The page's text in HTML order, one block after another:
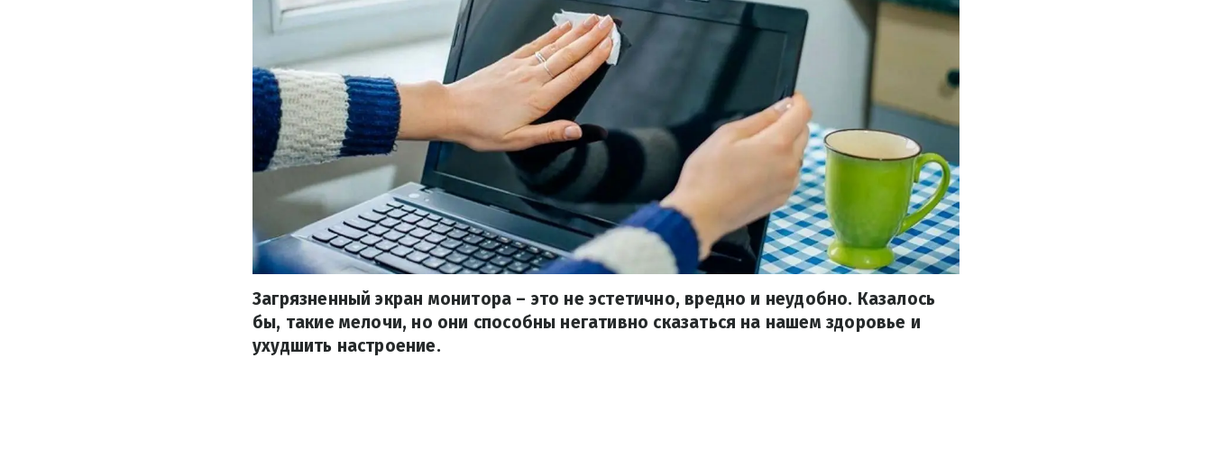
Загрязненный экран монитора – это не эстетично, вредно и неудобно. Казалось
бы, такие мелочи, но они способны негативно сказаться на нашем здоровье и
ухудшить настроение.